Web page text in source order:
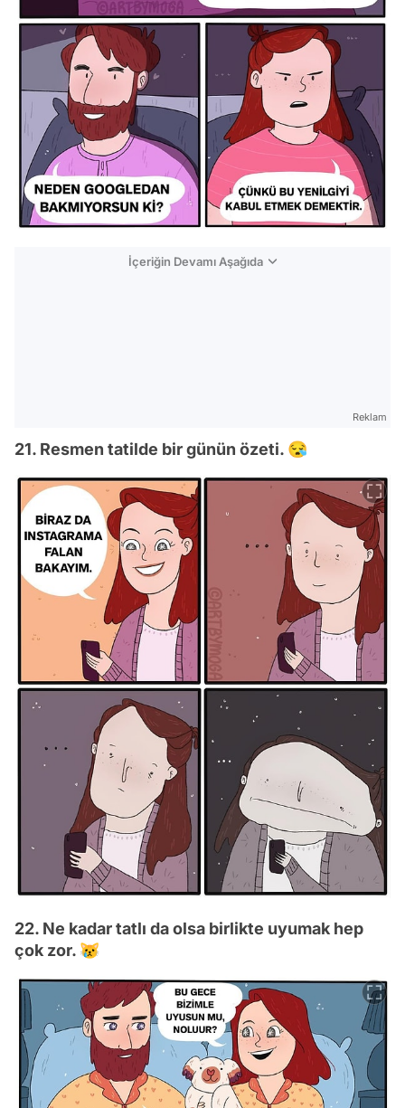
İçeriğin Devamı Aşağıda
Reklam
21. Resmen tatilde bir günün özeti. 😪
22. Ne kadar tatlı da olsa birlikte uyumak hep
çok zor. 😿